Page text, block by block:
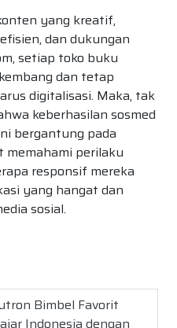
yang kreatif,
dan dukungan
setiap toko buku
dan tetap
digitalisasi. Maka, tak
keberhasilan sosmed
bergantung pada
perilaku
responsif mereka
yang hangat dan
sosial.
Bimbel Favorit
Indonesia dengan